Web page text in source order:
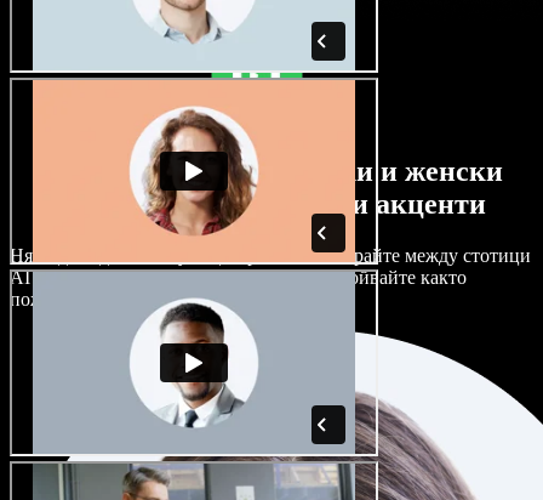
Огромен избор от мъжки и женски
гласове с най-различни акценти
Няма два еднакво звучащи проекта. Избирайте между стотици
AI гласови актьори и акценти и ги настройвайте както
пожелаете.